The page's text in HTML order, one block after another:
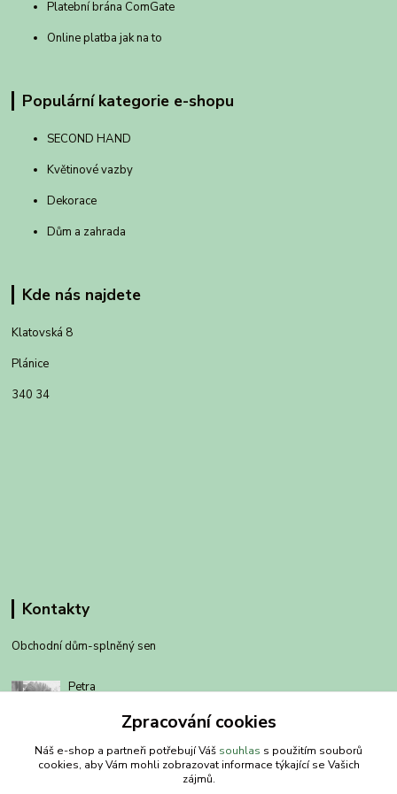
Platební brána ComGate
Online platba jak na to
Populární kategorie e-shopu
SECOND HAND
Květinové vazby
Dekorace
Dům a zahrada
Kde nás najdete
Klatovská 8
Plánice
340 34
Kontakty
Obchodní dům-splněný sen
Petra
út-pá 8-14 hod
info@splneny-sen.cz
Zpracování cookies
Náš e-shop a partneři potřebují Váš souhlas s použitím souborů
cookies, aby Vám mohli zobrazovat informace týkající se Vašich
zájmů.